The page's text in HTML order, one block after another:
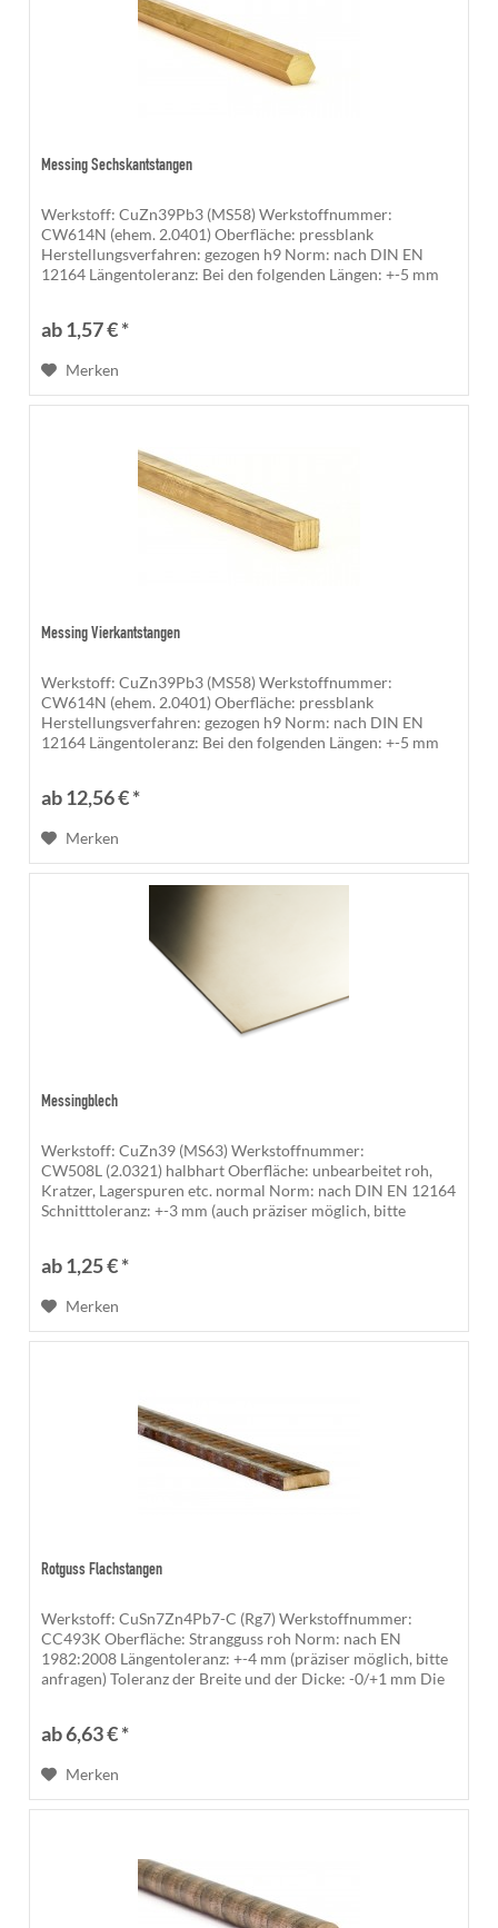
Messing Sechskantstangen
Werkstoff: CuZn39Pb3 (MS58) Werkstoffnummer:
CW614N (ehem. 2.0401) Oberfläche: pressblank
Herstellungsverfahren: gezogen h9 Norm: nach DIN EN
12164 Längentoleranz: Bei den folgenden Längen: +-5 mm
ab 1,57 € *
Merken
Messing Vierkantstangen
Werkstoff: CuZn39Pb3 (MS58) Werkstoffnummer:
CW614N (ehem. 2.0401) Oberfläche: pressblank
Herstellungsverfahren: gezogen h9 Norm: nach DIN EN
12164 Längentoleranz: Bei den folgenden Längen: +-5 mm
ab 12,56 € *
Merken
Messingblech
Werkstoff: CuZn39 (MS63) Werkstoffnummer:
CW508L (2.0321) halbhart Oberfläche: unbearbeitet roh,
Kratzer, Lagerspuren etc. normal Norm: nach DIN EN 12164
Schnitttoleranz: +-3 mm (auch präziser möglich, bitte
ab 1,25 € *
Merken
Rotguss Flachstangen
Werkstoff: CuSn7Zn4Pb7-C (Rg7) Werkstoffnummer:
CC493K Oberfläche: Strangguss roh Norm: nach EN
1982:2008 Längentoleranz: +-4 mm (präziser möglich, bitte
anfragen) Toleranz der Breite und der Dicke: -0/+1 mm Die
ab 6,63 € *
Merken